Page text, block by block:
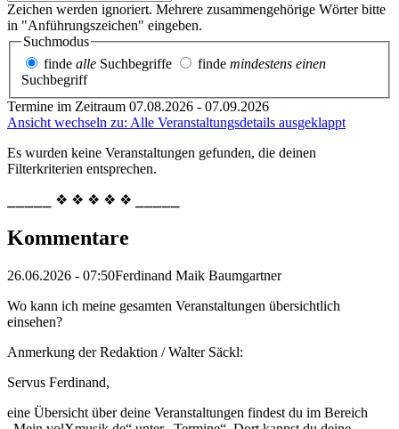
Zeichen werden ignoriert. Mehrere zusammengehörige Wörter bitte
in "Anführungszeichen" eingeben.
Suchmodus
finde alle Suchbegriffe finde mindestens einen
Suchbegriff
Termine im Zeitraum 07.08.2026 - 07.09.2026
Ansicht wechseln zu: Alle Veranstaltungsdetails ausgeklappt
Es wurden keine Veranstaltungen gefunden, die deinen
Filterkriterien entsprechen.
⎯⎯⎯⎯⎯ ❖ ❖ ❖ ❖ ❖ ⎯⎯⎯⎯⎯
Kommentare
26.06.2026 - 07:50Ferdinand Maik Baumgartner
Wo kann ich meine gesamten Veranstaltungen übersichtlich
einsehen?
Anmerkung der Redaktion /Walter Säckl:
Servus Ferdinand,
eine Übersicht über deine Veranstaltungen findest du im Bereich